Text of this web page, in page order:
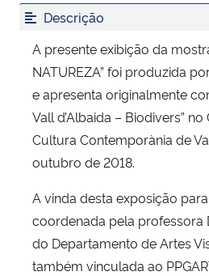
Secretaria de Governo
Gabinete de Segurança Institucional
Advocacia-Geral da União
Banco Central do Brasil
Descrição
A presente exibição da
NATUREZA” foi produzida
e apresenta originalmente
Vall d’Albaida – Biodivers”
Cultura Contemporània de
outubro de 2018.
A vinda desta exposição
coordenada pela professora
do Departamento de Artes
também vinculada ao